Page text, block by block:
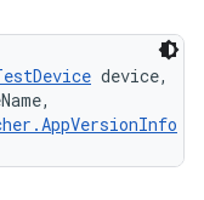
device,